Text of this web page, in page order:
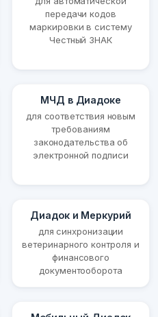
передачи кодов
маркировки в систему
Честный ЗНАК
МЧД в Диадоке
для соответствия новым
требованиям
законодательства об
электронной подписи
Диадок и Меркурий
для синхронизации
ветеринарного контроля и
финансового
документооборота